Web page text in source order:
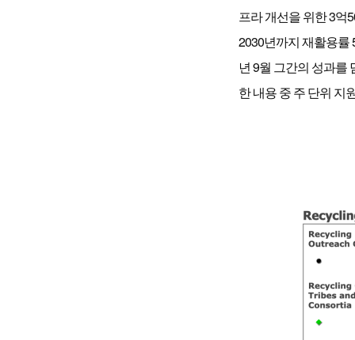
프라 개선을 위한 3억
2030년까지 재활용률
년 9월 그간의 성과를
한 내용 중 주 단위 지